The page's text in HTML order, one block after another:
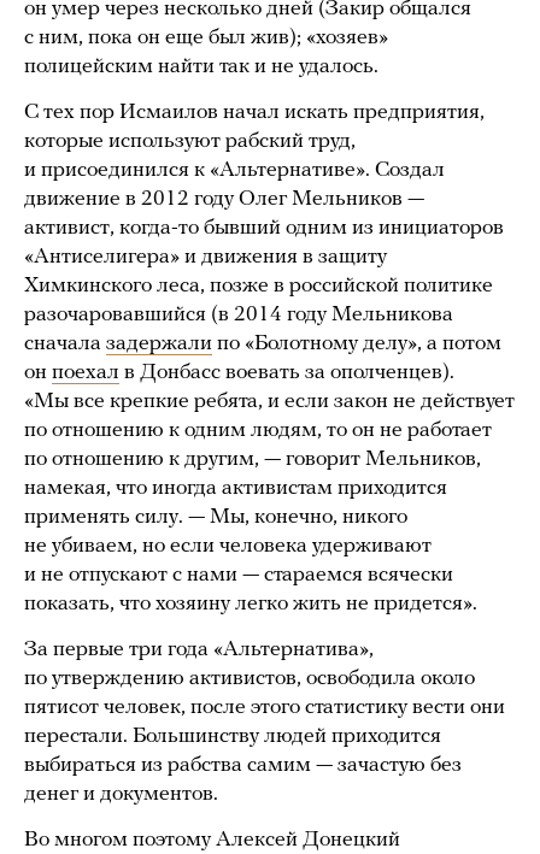
он умер через несколько дней (Закир общался
с ним, пока он еще был жив); «хозяев»
полицейским найти так и не удалось.
С тех пор Исмаилов начал искать предприятия,
которые используют рабский труд,
и присоединился к «Альтернативе». Создал
движение в 2012 году Олег Мельников —
активист, когда-то бывший одним из инициаторов
«Антиселигера» и движения в защиту
Химкинского леса, позже в российской политике
разочаровавшийся (в 2014 году Мельникова
сначала задержали по «Болотному делу», а потом
он поехал в Донбасс воевать за ополченцев).
«Мы все крепкие ребята, и если закон не действует
по отношению к одним людям, то он не работает
по отношению к другим, — говорит Мельников,
намекая, что иногда активистам приходится
применять силу. — Мы, конечно, никого
не убиваем, но если человека удерживают
и не отпускают с нами — стараемся всячески
показать, что хозяину легко жить не придется».
За первые три года «Альтернатива»,
по утверждению активистов, освободила около
пятисот человек, после этого статистику вести они
перестали. Большинству людей приходится
выбираться из рабства самим — зачастую без
денег и документов.
Во многом поэтому Алексей Донецкий